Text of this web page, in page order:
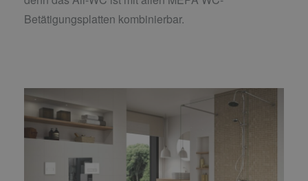
Betätigungsplatten kombinierbar.